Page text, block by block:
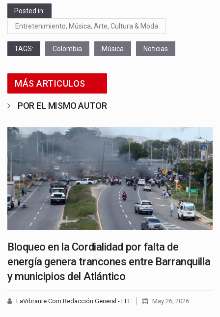
Posted in:
Entretenimiento, Música, Arte, Cultura & Moda
TAGS: Colombia Música Noticias
MÁS ARTICULOS
POR EL MISMO AUTOR
Bloqueo en la Cordialidad por falta de
energía genera trancones entre Barranquilla
y municipios del Atlántico
LaVibrante.Com Redacción General - EFE May 26, 2026